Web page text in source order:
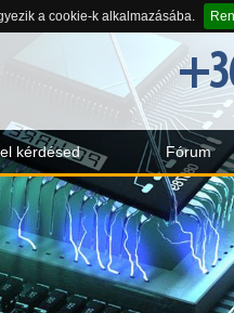
a cookie-k alkalmazásába.
kérdésed Fórum